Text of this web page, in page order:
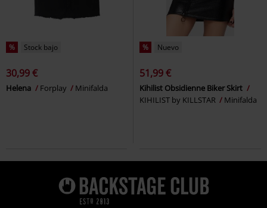
% Stock bajo
30,99 €
Helena Forplay Minifalda
% Nuevo
51,99 €
Kihilist Obsidienne Biker Skirt
KIHILIST by KILLSTAR
Minifalda